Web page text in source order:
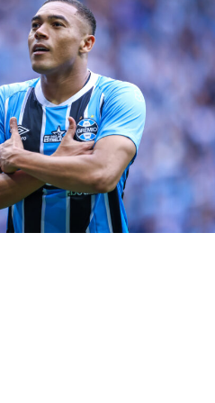
20ª rodada da competição
gremista teria: Gabriel
Alves, Rodrigo Ely e Reinaldo;
e Ferreira; João Pedro
GRÊMIO SANTOS